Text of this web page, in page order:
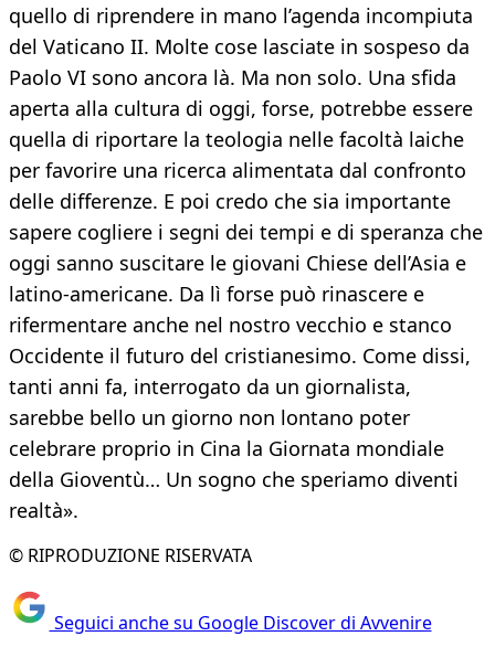
quello di riprendere in mano l’agenda incompiuta
del Vaticano II. Molte cose lasciate in sospeso da
Paolo VI sono ancora là. Ma non solo. Una sfida
aperta alla cultura di oggi, forse, potrebbe essere
quella di riportare la teologia nelle facoltà laiche
per favorire una ricerca alimentata dal confronto
delle differenze. E poi credo che sia importante
sapere cogliere i segni dei tempi e di speranza che
oggi sanno suscitare le giovani Chiese dell’Asia e
latino-americane. Da lì forse può rinascere e
rifermentare anche nel nostro vecchio e stanco
Occidente il futuro del cristianesimo. Come dissi,
tanti anni fa, interrogato da un giornalista,
sarebbe bello un giorno non lontano poter
celebrare proprio in Cina la Giornata mondiale
della Gioventù… Un sogno che speriamo diventi
realtà».​
© RIPRODUZIONE RISERVATA
Seguici anche su Google Discover di Avvenire